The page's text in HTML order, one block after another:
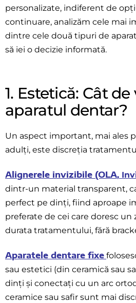
personalizate, indiferent de
continuare, analizăm cele mai
dintre cele două tipuri de
să iei o decizie informată.
1. Estetică: Cât
aparatul dentar?
Un aspect important, mai ales
adulți, este discreția
Alignerele invizibile (OLA,
dintr-un material transparent,
perfect pe dinți, fiind aproape
preferate de cei care doresc
durata tratamentului, fără
Aparatele dentare fixe
sau estetici (din ceramică sau
dinți și conectați cu un arc
ceramice sau safir sunt mai